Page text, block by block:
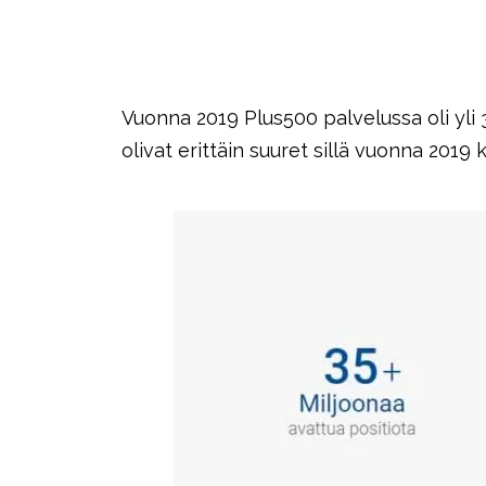
Vuonna 2019 Plus500 palvelussa oli
olivat erittäin suuret sillä vuonna 2019